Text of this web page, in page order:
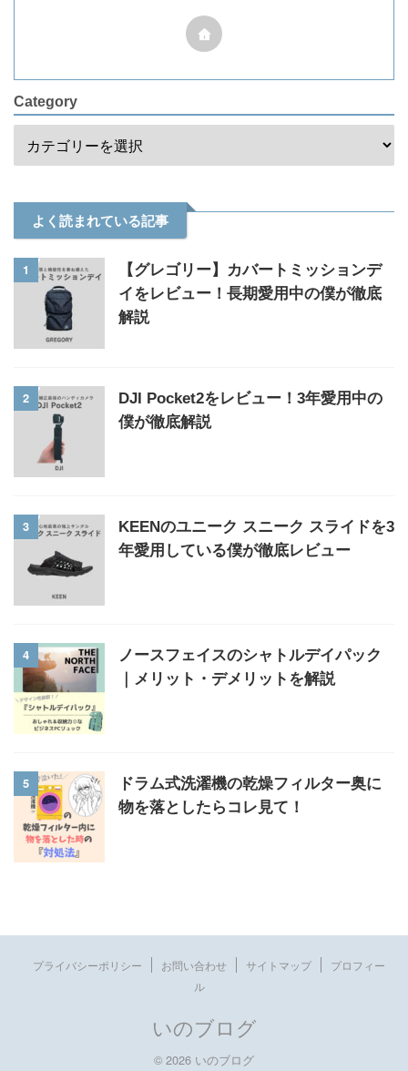
Category
よく読まれている記事
1
【グレゴリー】カバートミッションデ
イをレビュー！長期愛用中の僕が徹底
解説
2
DJI Pocket2をレビュー！3年愛用中の
僕が徹底解説
3
KEENのユニーク スニーク スライドを3
年愛用している僕が徹底レビュー
4
ノースフェイスのシャトルデイパック
｜メリット・デメリットを解説
5
ドラム式洗濯機の乾燥フィルター奥に
物を落としたらコレ見て！
プライバシーポリシー お問い合わせ サイトマップ
プロフィー
ル
いのブログ
© 2026 いのブログ